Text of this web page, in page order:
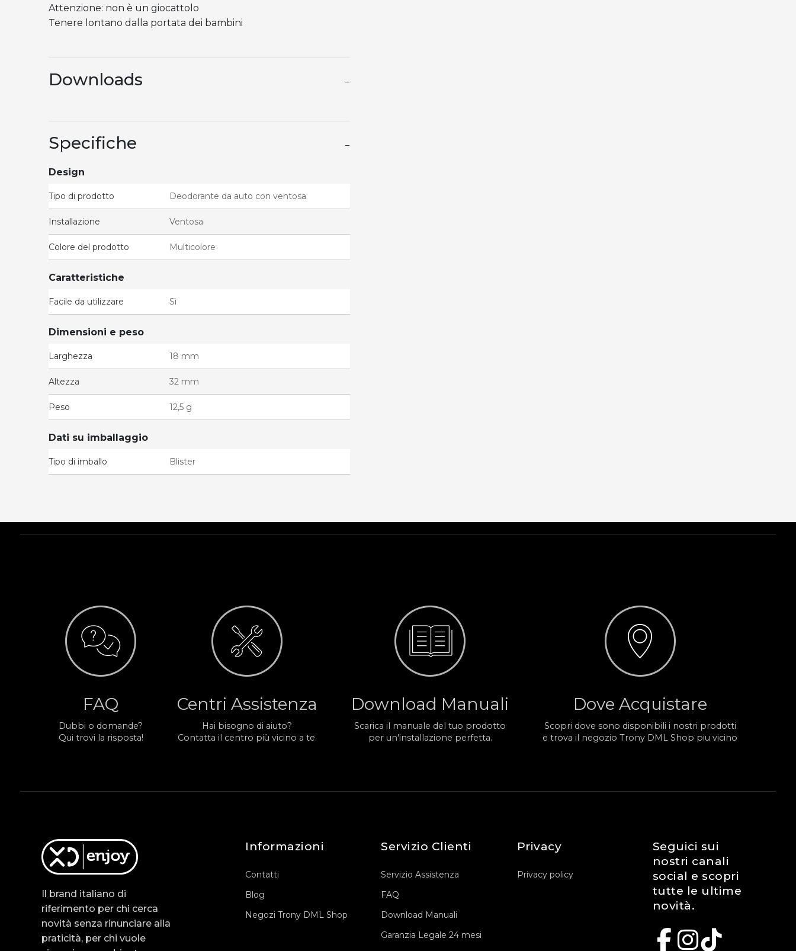
Attenzione: non è un giocattolo
Tenere lontano dalla portata dei bambini
Downloads −
Specifiche −
Design
Tipo di prodotto Deodorante da auto con ventosa
Installazione Ventosa
Colore del prodotto Multicolore
Caratteristiche
Facile da utilizzare Sì
Dimensioni e peso
Larghezza 18 mm
Altezza 32 mm
Peso 12,5 g
Dati su imballaggio
Tipo di imballo Blister
FAQ
Dubbi o domande?
Qui trovi la risposta!
Centri Assistenza
Hai bisogno di aiuto?
Contatta il centro più vicino a te.
Download Manuali
Scarica il manuale del tuo prodotto
per un'installazione perfetta.
Dove Acquistare
Scopri dove sono disponibili i nostri prodotti
e trova il negozio Trony DML Shop piu vicino
Il brand italiano di
riferimento per chi cerca
novità senza rinunciare alla
praticità, per chi vuole
Informazioni
Contatti
Blog
Negozi Trony DML Shop
Servizio Clienti
Servizio Assistenza
FAQ
Download Manuali
Garanzia Legale 24 mesi
Privacy
Privacy policy
Seguici sui
nostri canali
social e scopri
tutte le ultime
novità.